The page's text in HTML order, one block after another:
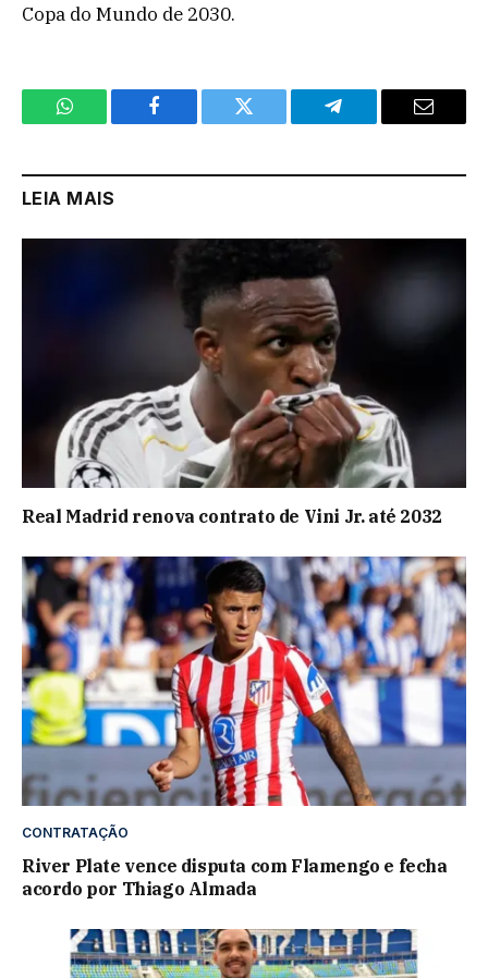
Copa do Mundo de 2030.
WhatsApp Facebook Twitter Telegram Email
LEIA MAIS
Real Madrid renova contrato de Vini Jr. até 2032
CONTRATAÇÃO
River Plate vence disputa com Flamengo e fecha
acordo por Thiago Almada